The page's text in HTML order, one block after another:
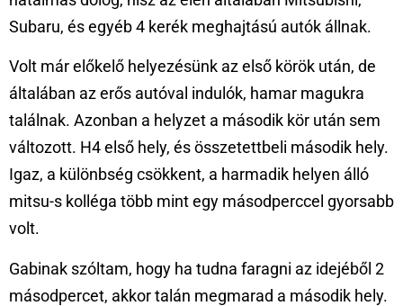
Subaru, és egyéb 4 kerék meghajtású autók állnak.
Volt már előkelő helyezésünk az első körök után, de
általában az erős autóval indulók, hamar magukra
találnak. Azonban a helyzet a második kör után sem
változott. H4 első hely, és összetettbeli második hely.
Igaz, a különbség csökkent, a harmadik helyen álló
mitsu-s kolléga több mint egy másodperccel gyorsabb
volt.
Gabinak szóltam, hogy ha tudna faragni az idejéből 2
másodpercet, akkor talán megmarad a második hely.